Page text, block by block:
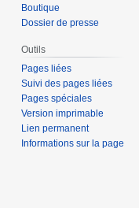
Boutique
Dossier de presse
Outils
Pages liées
Suivi des pages liées
Pages spéciales
Version imprimable
Lien permanent
Informations sur la page